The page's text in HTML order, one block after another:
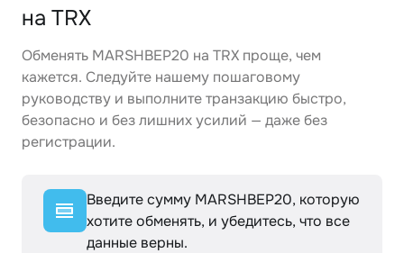
на TRX
Обменять MARSHBEP20 на TRX проще, чем
кажется. Следуйте нашему пошаговому
руководству и выполните транзакцию быстро,
безопасно и без лишних усилий — даже без
регистрации.
Введите сумму MARSHBEP20, которую
хотите обменять, и убедитесь, что все
данные верны.